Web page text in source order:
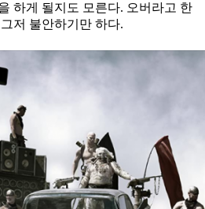
하게 될지도 모른다. 오버라고 한
저 불안하기만 하다.